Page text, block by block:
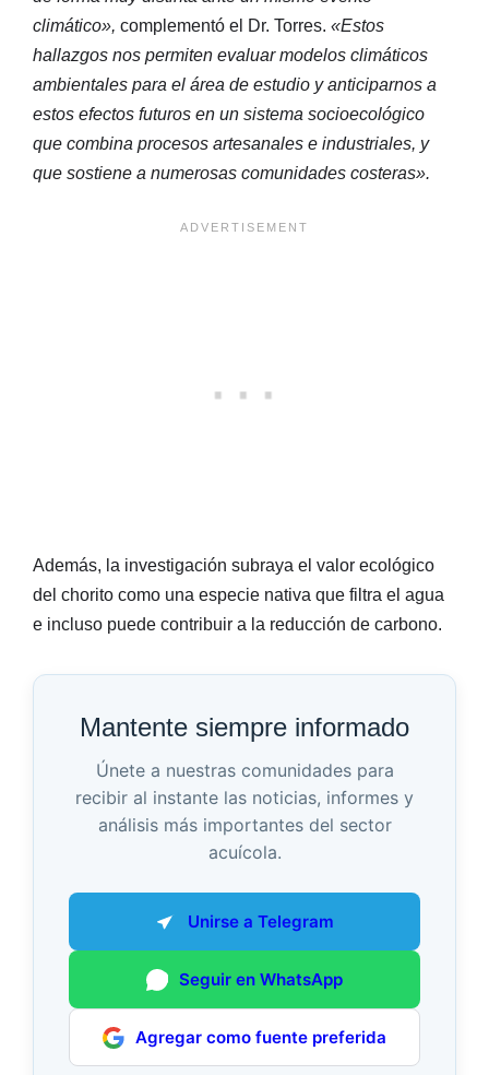
climático», complementó el Dr. Torres. «Estos
hallazgos nos permiten evaluar modelos climáticos
ambientales para el área de estudio y anticiparnos a
estos efectos futuros en un sistema socioecológico
que combina procesos artesanales e industriales, y
que sostiene a numerosas comunidades costeras».
Además, la investigación subraya el valor ecológico
del chorito como una especie nativa que filtra el agua
e incluso puede contribuir a la reducción de carbono.
Mantente siempre informado
Únete a nuestras comunidades para
recibir al instante las noticias, informes y
análisis más importantes del sector
acuícola.
Unirse a Telegram
Seguir en WhatsApp
Agregar como fuente preferida